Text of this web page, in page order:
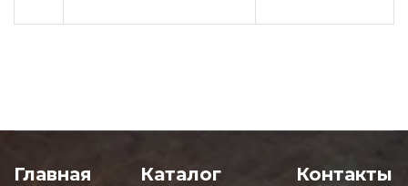
Главная Каталог Контакты